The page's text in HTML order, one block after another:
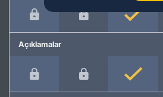
Açıklamalar